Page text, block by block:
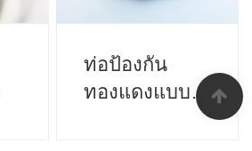
ท่อป้องกัน
ทองแดงแบบ